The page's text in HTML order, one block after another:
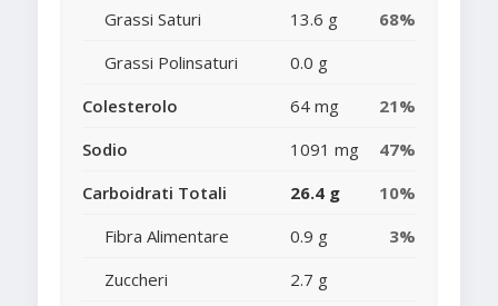
Grassi Saturi
13.6 g
68%
Grassi Polinsaturi
0.0 g
Colesterolo
64 mg
21%
Sodio
1091 mg
47%
Carboidrati Totali
26.4 g
10%
Fibra Alimentare
0.9 g
3%
Zuccheri
2.7 g